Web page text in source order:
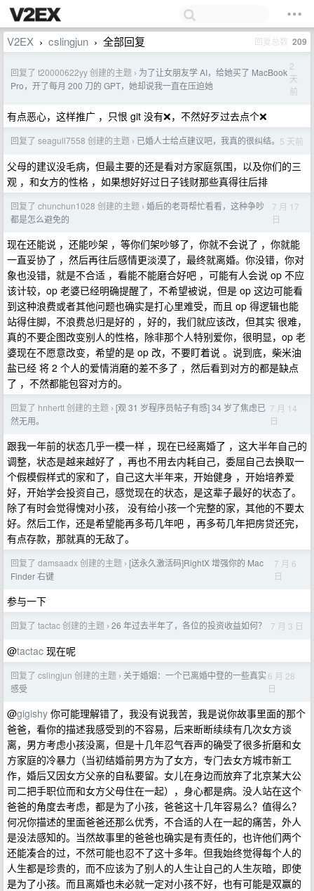
V2EX › cslingjun › 全部回复 回复总数 209
回复了 t20000622yy 创建的主题 › 为了让女朋友学 AI，给她买了 MacBook
Pro，开了每月 200 刀的 GPT，她却说我一直在压迫她
2
天
前
有点恶心，这样推广 ，只恨 git 没有❌，不然好歹过去点个❌
回复了 seagull7558 创建的主题 › 已婚人士给点建议吧，我真的很纠结。 5 天前
父母的建议没毛病，但最主要的还是看对方家庭氛围，以及你们的三
观 ，和女方的性格 ，如果想好好过日子钱财那些真得往后排
回复了 chunchun1028 创建的主题 › 婚后的老哥帮忙看看，这种争吵
都是怎么避免的
7 月 17
日
现在还能说 ，还能吵架 ，等你们架吵够了，你就不会说了 ，你就能
一直妥协了 ，然后再往后感情更淡漠了，最终就离婚。你没错，你对
象也没错，就是不合适 ，看能不能磨合好吧 ，可能有人会说 op 不应
该计较，op 老婆已经明确提醒了，不希望被说，但是 op 这边可能看
到这种浪费或者其他问题也确实是打心里难受，而且 op 得逻辑也能
站得住脚，不浪费总归是好的 ，好的，我们就应该改，但其实 很难，
真的不要企图改变别人的性格，除非那个人特别爱你，很明显，op 老
婆现在不愿意改变，希望的是 op 改，不要盯着说 。说到底，柴米油
盐已经 将 2 个人的爱情消磨的差不多了 ，然后看到对方的都是缺点
了 ，不然都能包容对方的。
回复了 hnhertt 创建的主题 › [观 31 岁程序员帖子有感] 34 岁了焦虑已
然无用。
7 月 14
日
跟我一年前的状态几乎一模一样 ，现在已经离婚了 ，这大半年自己的
调整，状态是越来越好了 ，再也不用去内耗自己，委屈自己去换取一
个假模假样式的家和了，自己这大半年来，开始健身 ，开始培养爱
好，开始学会投资自己，感觉现在的状态，是这辈子最好的状态了。
除了有时会觉得愧对小孩， 没有给小孩一个完整的家，其他的不要太
好。然后工作，还是希望能再多苟几年吧 ，再多苟几年把房贷还完，
有点存款，那就真的无敌了。
回复了 damsaadx 创建的主题 › [送永久激活码]RightX 增强你的 Mac
Finder 右键
7 月 6
日
参与一下
回复了 tactac 创建的主题 › 26 年过去半年了，各位的投资收益如何？ 7 月 3 日
@tactac 现在呢
回复了 cslingjun 创建的主题 › 关于婚姻：一个已离婚中登的一些真实
感受
6 月 28
日
@gigishy 你可能理解错了，我没有说我苦，我是说你故事里面的那个
爸爸，看你的描述我感受到的不容易，后来断断续续有几次女方谈
离，男方考虑小孩没离，但是十几年忍气吞声的确受了很多折磨和女
方家庭的冷暴力（当初结婚前男方为了女方，专门去女方城市新工
作，婚后又因女方父亲的自私要留。女儿在身边而放弃了北京某大公
司二把手职位而和女方父母住在一起），身心都是病。没人站在这个
爸爸的角度去考虑，都是为了小孩，爸爸这十几年容易么？值得么？
何况你描述的里面爸爸还那么优秀，不合适的人在一起的痛苦，外人
是没法感知的。当然故事里的爸爸也确实是有责任的，也许他们两个
还能凑合的过，不然可能也忍不了这十多年。但我始终觉得每个人的
人生都是珍贵的，而不应该为了别人的人生让自己的人生灰暗，即使
是为了小孩。而且离婚也未必就一定对小孩不好，也有可能是双赢的